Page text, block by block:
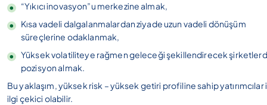
“Yıkıcı inovasyon”u merkezine almak,
Kısa vadeli dalgalanmalardan ziyade uzun vadeli dönüşüm
süreçlerine odaklanmak,
Yüksek volatiliteye rağmen geleceği şekillendirecek
pozisyon almak.
Bu yaklaşım, yüksek risk – yüksek getiri profiline sahip yatırımcılar
ilgi çekici olabilir.